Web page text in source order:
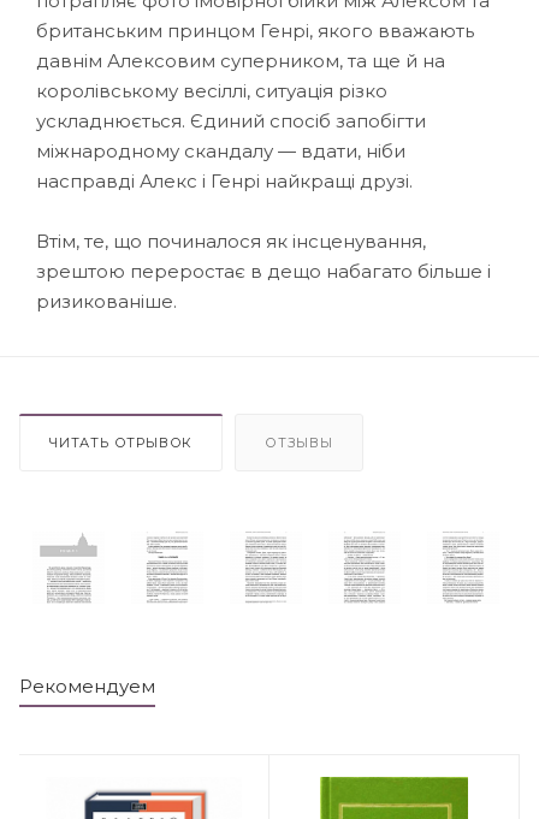
британським принцом Генрі, якого вважають
давнім Алексовим суперником, та ще й на
королівському весіллі, ситуація різко
ускладнюється. Єдиний спосіб запобігти
міжнародному скандалу — вдати, ніби
насправді Алекс і Генрі найкращі друзі.
Втім, те, що починалося як інсценування,
зрештою переростає в дещо набагато більше і
ризикованіше.
ЧИТАТЬ ОТРЫВОК ОТЗЫВЫ
Рекомендуем